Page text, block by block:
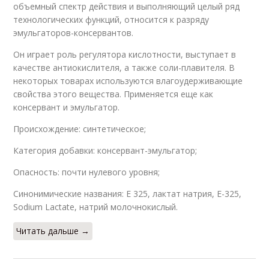
объемный спектр действия и выполняющий целый ряд
технологических функций, относится к разряду
эмульгаторов-консервантов.
Он играет роль регулятора кислотности, выступает в
качестве антиокислителя, а также соли-плавителя. В
некоторых товарах используются влагоудерживающие
свойства этого вещества. Применяется еще как
консервант и эмульгатор.
Происхождение: синтетическое;
Категория добавки: консервант-эмульгатор;
Опасность: почти нулевого уровня;
Синонимические названия: Е 325, лактат натрия, Е-325,
Sodium Lactate, натрий молочнокислый.
Читать дальше →